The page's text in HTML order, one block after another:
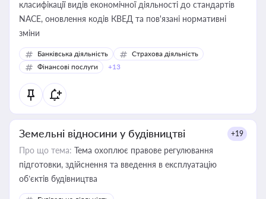
класифікації видів економічної діяльності до стандартів
NACE, оновлення кодів КВЕД та пов'язані нормативні
зміни
Банківська діяльність
Страхова діяльність
Фінансові послуги
+13
Земельні відносини у будівництві +19
Про що тема: Тема охоплює правове регулювання
підготовки, здійснення та введення в експлуатацію
об’єктів будівництва